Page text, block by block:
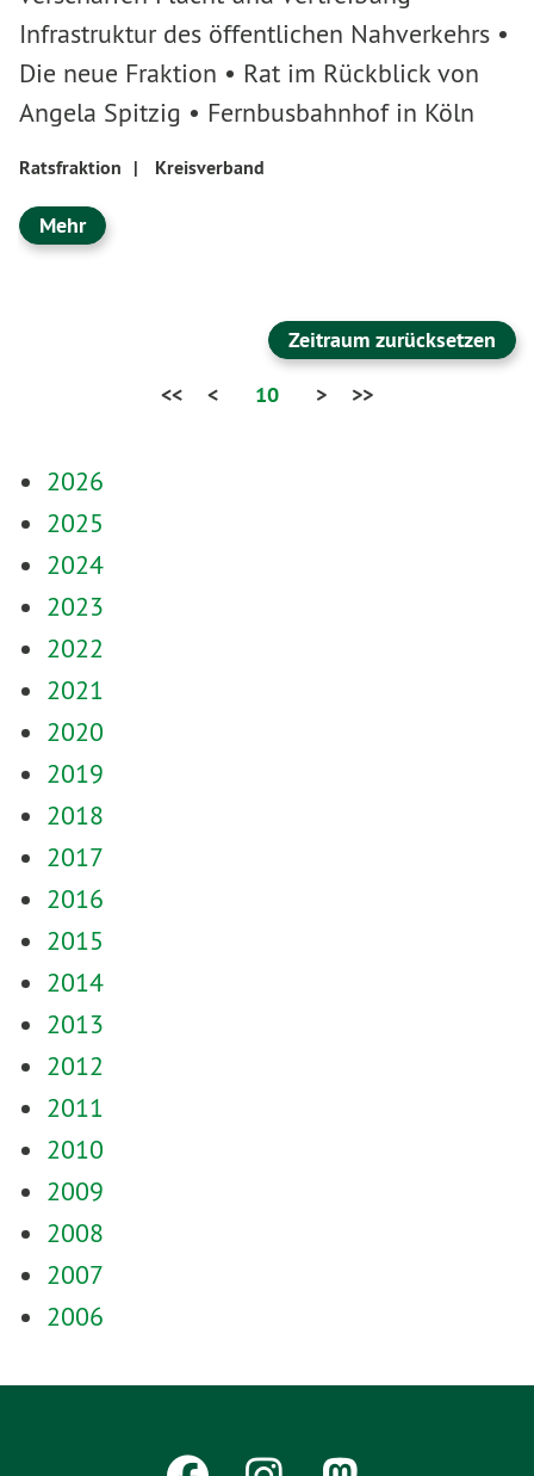
Infrastruktur des öffentlichen Nahverkehrs •
Die neue Fraktion • Rat im Rückblick von
Angela Spitzig • Fernbusbahnhof in Köln
Ratsfraktion | Kreisverband
Mehr
Zeitraum zurücksetzen
<<
< 10 > >>
2026
2025
2024
2023
2022
2021
2020
2019
2018
2017
2016
2015
2014
2013
2012
2011
2010
2009
2008
2007
2006